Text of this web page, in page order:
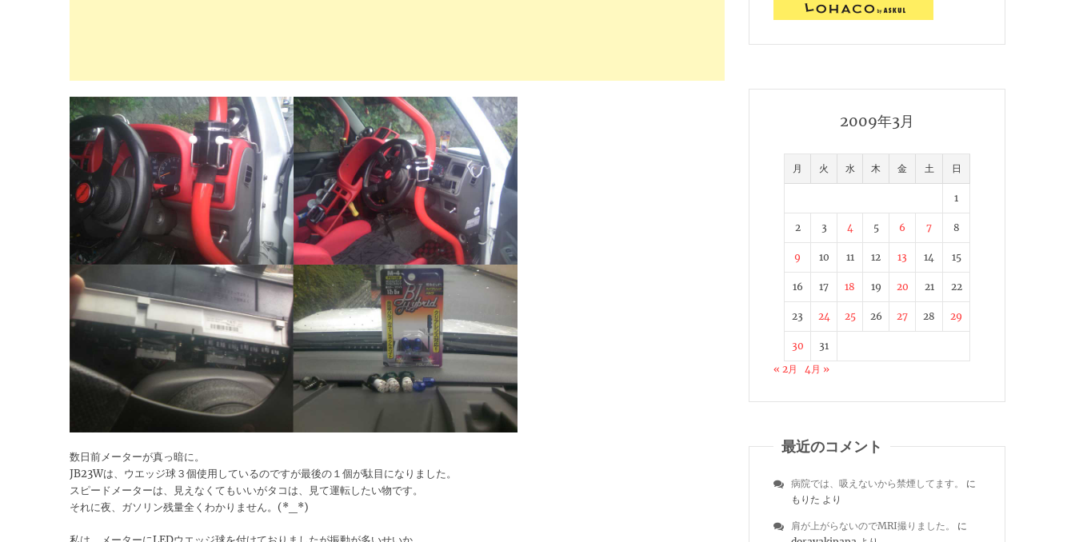
数日前メーターが真っ暗に。
JB23Wは、ウエッジ球３個使用しているのですが最後の１個が駄目になりました。
スピードメーターは、見えなくてもいいがタコは、見て運転したい物です。
それに夜、ガソリン残量全くわかりません。(*_*)
2009年3月
月 火 水 木 金 土 日
1
2 3 4 5 6 7 8
9 10 11 12 13 14 15
16 17 18 19 20 21 22
23 24 25 26 27 28 29
30
31
« 2月
4月 »
最近のコメント
病院では、吸えないから禁煙してます。
に
もりた より
肩が上がらないのでMRI撮りました。
に